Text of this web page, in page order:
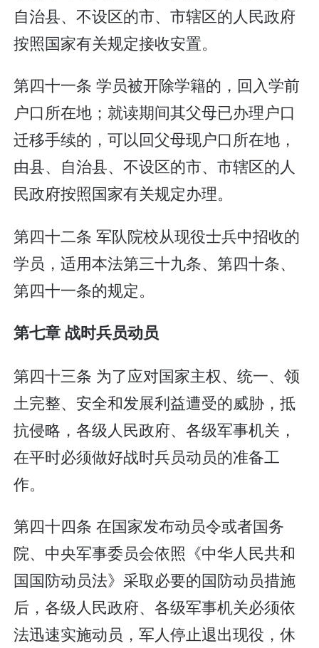
自治县、不设区的市、市辖区的人民政府
按照国家有关规定接收安置。
第四十一条 学员被开除学籍的，回入学前
户口所在地；就读期间其父母已办理户口
迁移手续的，可以回父母现户口所在地，
由县、自治县、不设区的市、市辖区的人
民政府按照国家有关规定办理。
第四十二条 军队院校从现役士兵中招收的
学员，适用本法第三十九条、第四十条、
第四十一条的规定。
第七章 战时兵员动员
第四十三条 为了应对国家主权、统一、领
土完整、安全和发展利益遭受的威胁，抵
抗侵略，各级人民政府、各级军事机关，
在平时必须做好战时兵员动员的准备工
作。
第四十四条 在国家发布动员令或者国务
院、中央军事委员会依照《中华人民共和
国国防动员法》采取必要的国防动员措施
后，各级人民政府、各级军事机关必须依
法迅速实施动员，军人停止退出现役，休